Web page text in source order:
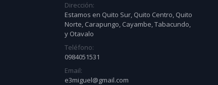
Dirección:
Estamos en Quito Sur, Quito Centro, Quito
Norte, Carapungo, Cayambe, Tabacundo,
y Otavalo
Teléfono:
0984051531
Email:
e3miguel@gmail.com